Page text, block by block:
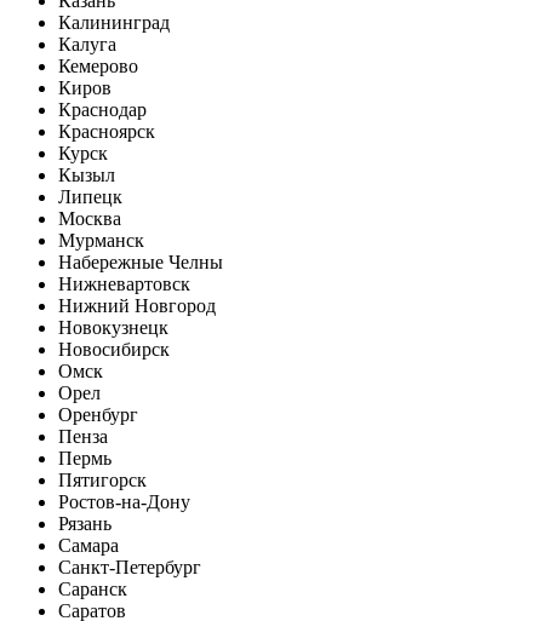
Калининград
Калуга
Кемерово
Киров
Краснодар
Красноярск
Курск
Кызыл
Липецк
Москва
Мурманск
Набережные Челны
Нижневартовск
Нижний Новгород
Новокузнецк
Новосибирск
Омск
Орел
Оренбург
Пенза
Пермь
Пятигорск
Ростов-на-Дону
Рязань
Самара
Санкт-Петербург
Саранск
Саратов